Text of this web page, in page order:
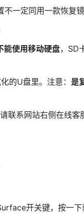
一定同用一款恢复镜
能使用移动硬盘，SD
的U盘里。注意： 是
联系网站右侧在线客
开关键，按一